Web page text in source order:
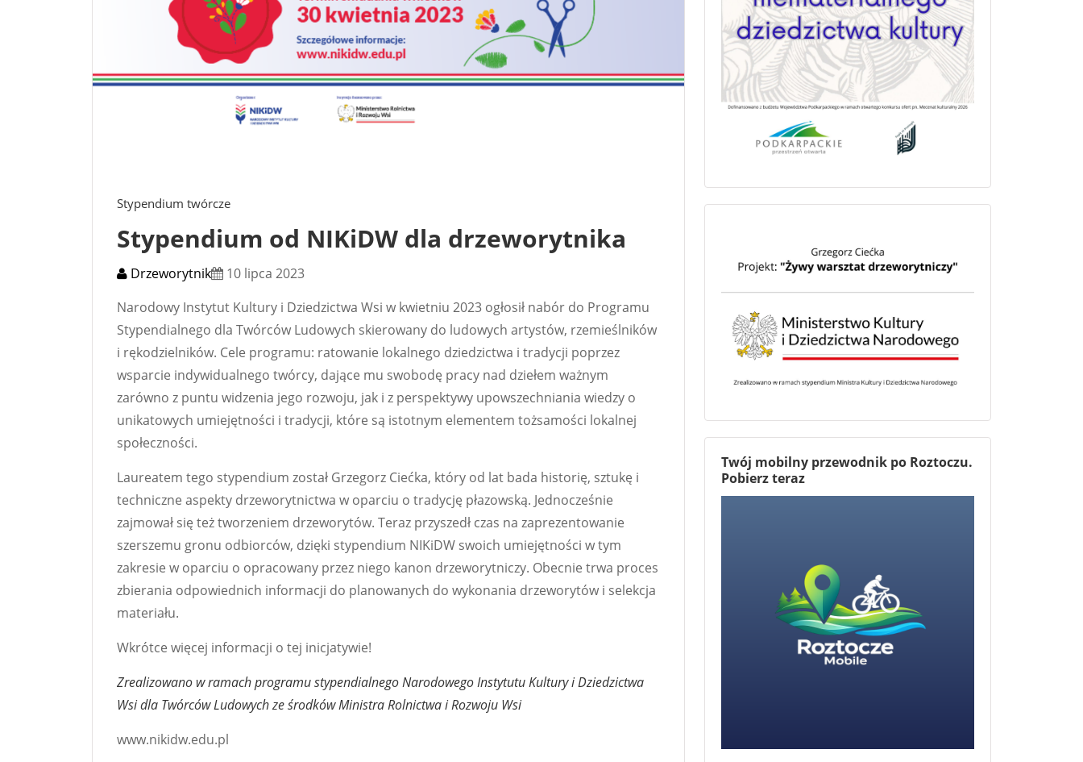
Stypendium twórcze
Stypendium od NIKiDW dla drzeworytnika
Drzeworytnik
10 lipca 2023
Narodowy Instytut Kultury i Dziedzictwa Wsi w kwietniu 2023 ogłosił nabór do Programu
Stypendialnego dla Twórców Ludowych skierowany do ludowych artystów, rzemieślników
i rękodzielników. Cele programu: ratowanie lokalnego dziedzictwa i tradycji poprzez
wsparcie indywidualnego twórcy, dające mu swobodę pracy nad dziełem ważnym
zarówno z puntu widzenia jego rozwoju, jak i z perspektywy upowszechniania wiedzy o
unikatowych umiejętności i tradycji, które są istotnym elementem tożsamości lokalnej
społeczności.
Laureatem tego stypendium został Grzegorz Ciećka, który od lat bada historię, sztukę i
techniczne aspekty drzeworytnictwa w oparciu o tradycję płazowską. Jednocześnie
zajmował się też tworzeniem drzeworytów. Teraz przyszedł czas na zaprezentowanie
szerszemu gronu odbiorców, dzięki stypendium NIKiDW swoich umiejętności w tym
zakresie w oparciu o opracowany przez niego kanon drzeworytniczy. Obecnie trwa proces
zbierania odpowiednich informacji do planowanych do wykonania drzeworytów i selekcja
materiału.
Wkrótce więcej informacji o tej inicjatywie!
Zrealizowano w ramach programu stypendialnego Narodowego Instytutu Kultury i Dziedzictwa
Wsi dla Twórców Ludowych ze środków Ministra Rolnictwa i Rozwoju Wsi
www.nikidw.edu.pl
Twój mobilny przewodnik po Roztoczu.
Pobierz teraz